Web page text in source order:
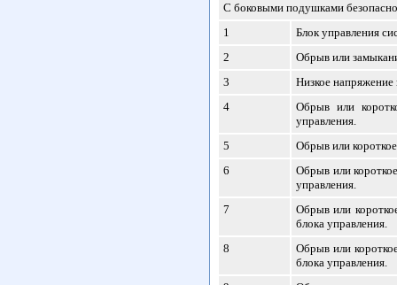
С боковыми подушками
1
Блок управления
2
Обрыв или
3
Низкое напряжение
4
Обрыв или
управления.
5
Обрыв или
6
Обрыв или
управления.
7
Обрыв или
блока управления.
8
Обрыв или
блока управления.